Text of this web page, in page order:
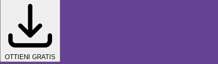
OTTIENI GRATIS